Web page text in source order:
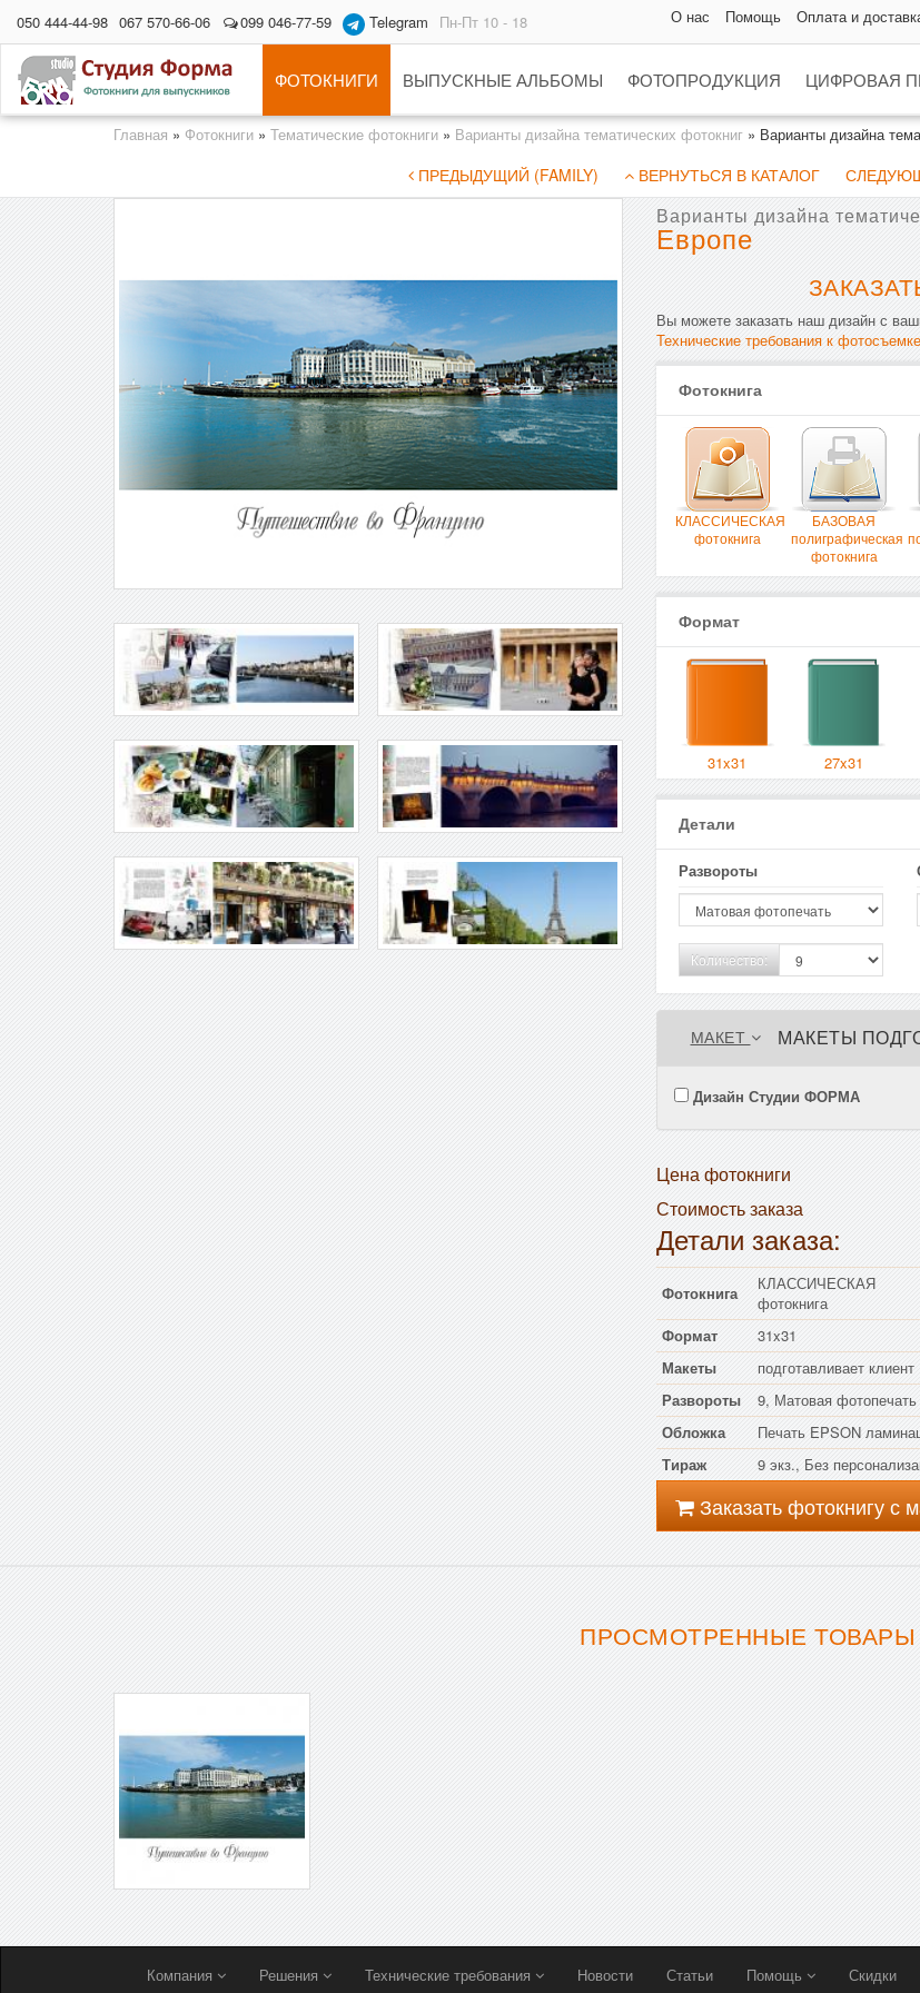
050 444-44-98 067 570-66-06 099 046-77-59 Telegram Пн-Пт 10 - 18 О нас Помощь Оплата и
ФОТОКНИГИ ВЫПУСКНЫЕ АЛЬБОМЫ ФОТОПРОДУКЦИЯ ЦИФРОВАЯ
Главная » Фотокниги » Тематические фотокниги » Варианты дизайна тематических фотокниг » Варианты дизайна
ПРЕДЫДУЩИЙ (FAMILY) ВЕРНУТЬСЯ В КАТАЛОГ
Варианты дизайна
Европе
Вы можете заказать наш дизайн с
Технические требования к фотосъемке
Фотокнига
КЛАССИЧЕСКАЯ
фотокнига
БАЗОВАЯ
полиграфическая
фотокнига
Формат
31x31 27x31
Детали
Развороты
Количество:
МАКЕТЫ
МАКЕТ
Дизайн Студии ФОРМА
Цена фотокниги
Стоимость заказа
Детали заказа:
Фотокнига
КЛАССИЧЕСКАЯ
фотокнига
Формат
31x31
Макеты
подготавливает клиент
Развороты
9, Матовая фотопечать
Обложка
Печать EPSON
Тираж
9 экз., Без
Заказать фотокнигу
ПРОСМОТРЕННЫЕ ТОВАРЫ
Компания Решения Технические требования Новости Статьи Помощь Скидки